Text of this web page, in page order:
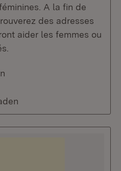
A la fin de
des adresses
aider les femmes ou